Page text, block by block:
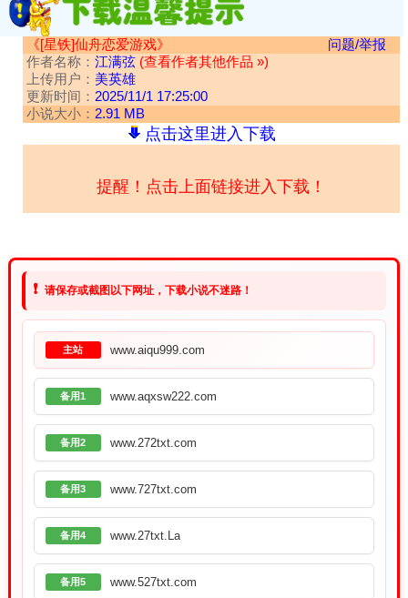
《[星铁]仙舟恋爱游戏》
问题/举报
作者名称： 江满弦 (查看作者其他作品 »)
上传用户： 美英雄
更新时间： 2025/11/1 17:25:00
小说大小： 2.91 MB
点击这里进入下载
提醒！点击上面链接进入下载！
❗ 请保存或截图以下网址，下载小说不迷路！
主站 www.aiqu999.com
备用1 www.aqxsw222.com
备用2 www.272txt.com
备用3 www.727txt.com
备用4 www.27txt.La
备用5 www.527txt.com